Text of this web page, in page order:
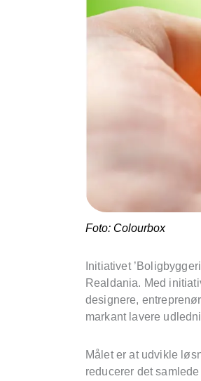
Foto: Colourbox
Initiativet
Realdania. Med
designere,
markant lavere
Målet er at udvikle
reducerer det